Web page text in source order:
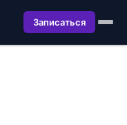
Записаться